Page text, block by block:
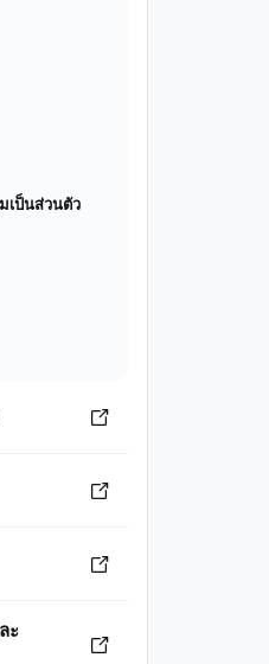
เป็นส่วนตัว
ะ